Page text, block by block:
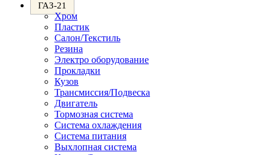
ГАЗ-21
Хром
Пластик
Салон/Текстиль
Резина
Электро оборудование
Прокладки
Кузов
Трансмиссия/Подвеска
Двигатель
Тормозная система
Система охлаждения
Система питания
Выхлопная система